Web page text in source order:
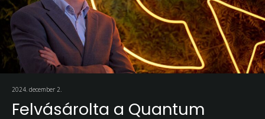
2024. december 2.
Felvásárolta a Quantum